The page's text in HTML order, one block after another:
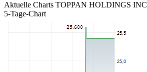
Aktuelle Charts TOPPAN HOLDINGS INC
5-Tage-Chart